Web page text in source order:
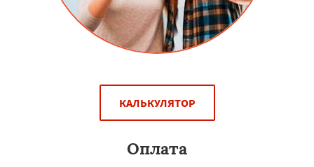
КАЛЬКУЛЯТОР
Оплата